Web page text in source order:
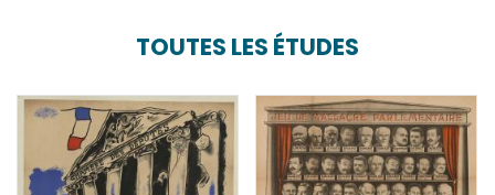
TOUTES LES ÉTUDES